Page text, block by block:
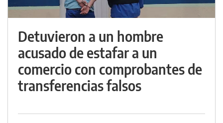
Detuvieron a un hombre
acusado de estafar a un
comercio con comprobantes de
transferencias falsos